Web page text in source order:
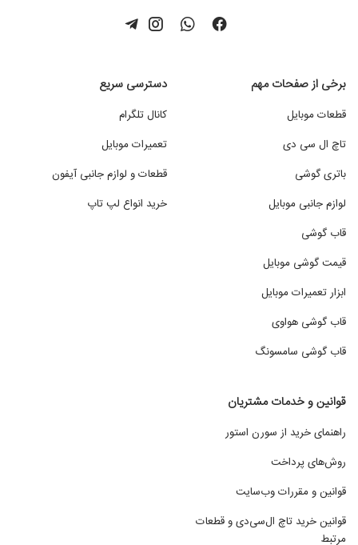
برخی از صفحات مهم
قطعات موبایل
تاچ ال سی دی
باتری گوشی
لوازم جانبی موبایل
قاب گوشی
قیمت گوشی موبایل
ابزار تعمیرات موبایل
قاب گوشی هواوی
قاب گوشی سامسونگ
دسترسی سریع
کانال تلگرام
تعمیرات موبایل
قطعات و لوازم جانبی آیفون
خرید انواع لپ تاپ
قوانین و خدمات مشتریان
راهنمای خرید از سورن استور
روش‌های پرداخت
قوانین و مقررات وب‌سایت
قوانین خرید تاچ ال‌سی‌دی و قطعات
مرتبط